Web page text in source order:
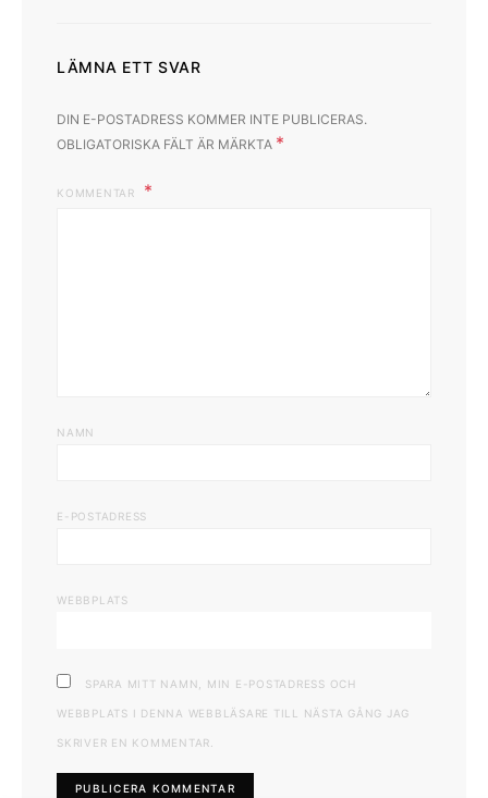
LÄMNA ETT SVAR
DIN E-POSTADRESS KOMMER INTE PUBLICERAS.
OBLIGATORISKA FÄLT ÄR MÄRKTA *
KOMMENTAR
NAMN
E-POSTADRESS
WEBBPLATS
SPARA MITT NAMN, MIN E-POSTADRESS OCH
WEBBPLATS I DENNA WEBBLÄSARE TILL NÄSTA GÅNG JAG
SKRIVER EN KOMMENTAR.